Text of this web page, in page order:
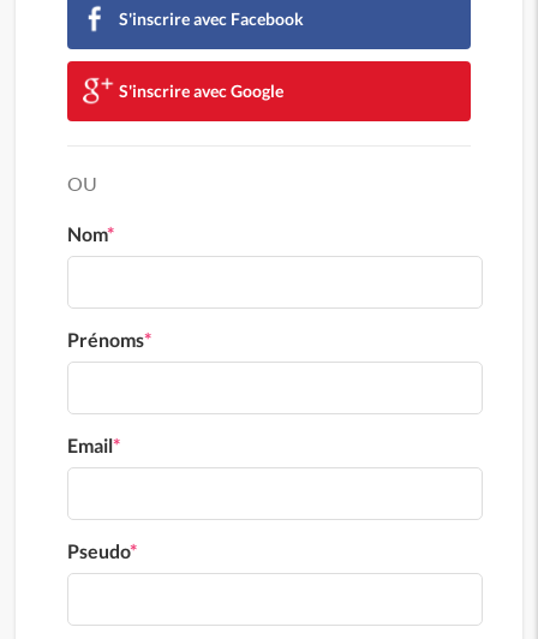
S'inscrire avec Facebook
S'inscrire avec Google
OU
Nom*
Prénoms*
Email*
Pseudo*